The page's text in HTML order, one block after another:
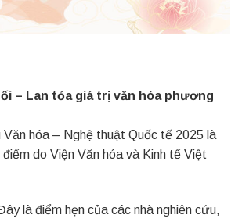
– Lan tỏa giá trị văn hóa phương
Văn hóa – Nghệ thuật Quốc tế 2025 là
do Viện Văn hóa và Kinh tế Việt
là điểm hẹn của các nhà nghiên cứu,